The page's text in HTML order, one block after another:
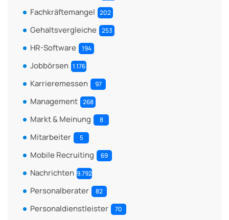
Fachkräftemangel 202
Gehaltsvergleiche 253
HR-Software 194
Jobbörsen 1.176
Karrieremessen 97
Management 268
Markt & Meinung 8
Mitarbeiter 5
Mobile Recruiting 69
Nachrichten 9.792
Personalberater 82
Personaldienstleister 70